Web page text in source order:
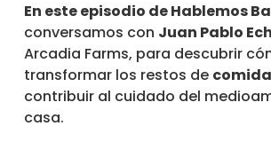
En este episodio de Hablemos
conversamos con Juan Pablo
Arcadia Farms, para descubrir
transformar los restos de
contribuir al cuidado del
casa.